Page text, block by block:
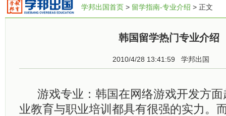
学邦出国首页 > 留学指南-专业介绍 > 正文
韩国留学热门专业介绍
2010/4/28 13:41:59 学邦出国
游戏专业：韩国在网络游戏开发方面
业教育与职业培训都具有很强的实力。